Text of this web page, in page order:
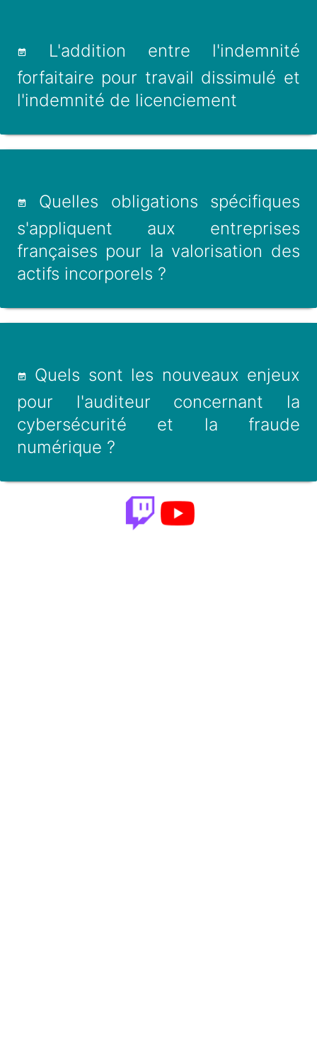
L'addition entre l'indemnité
forfaitaire pour travail dissimulé et
l'indemnité de licenciement
Quelles obligations spécifiques
s'appliquent aux entreprises
françaises pour la valorisation des
actifs incorporels ?
Quels sont les nouveaux enjeux
pour l'auditeur concernant la
cybersécurité et la fraude
numérique ?